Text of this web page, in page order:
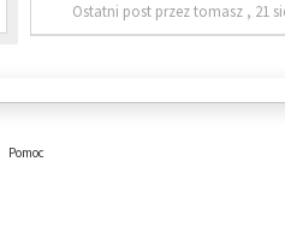
Ostatni post przez tomasz , 21
Pomoc